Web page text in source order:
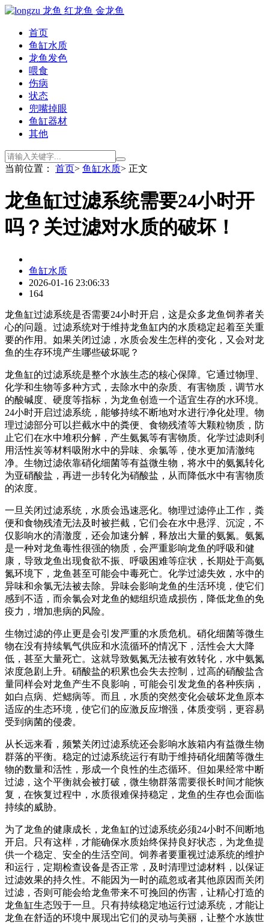
首页
鱼缸水质
龙鱼发色
喂食
伤病
状态
兜嘴掉眼
鱼缸器材
其他
当前位置： 首页> 鱼缸水质> 正文
龙鱼缸过滤系统需要24小时开
吗？关过滤对水质的破坏！
鱼缸水质
2026-01-16 23:06:33
164
龙鱼缸过滤系统是否需要24小时开启，这是众多龙鱼饲养者关
心的问题。过滤系统对于维持龙鱼缸内的水质稳定起着至关重
要的作用。如果关闭过滤，水质会发生怎样的变化，又会对龙
鱼的生存环境产生哪些破坏呢？
龙鱼缸的过滤系统是整个水族生态的核心保障。它通过物理、
化学和生物等多种方式，去除水中的杂质、有害物质，调节水
的酸碱度、硬度等指标，为龙鱼创造一个适宜生存的水环境。
24小时开启过滤系统，能够持续不断地对水进行净化处理。物
理过滤部分可以拦截水中的粪便、食物残渣等大颗粒物质，防
止它们在水中堆积分解，产生氨氮等有害物质。化学过滤则利
用活性炭等材料吸附水中的异味、余氯等，使水更加清澈纯
净。生物过滤依靠硝化细菌等有益微生物，将水中的氨氮转化
为亚硝酸盐，再进一步转化为硝酸盐，从而降低水中有害物质
的浓度。
一旦关闭过滤系统，水质会迅速恶化。物理过滤停止工作，粪
便和食物残渣无法及时被拦截，它们会在水中悬浮、沉淀，不
仅影响水的清澈度，还会加速分解，释放出大量的氨氮。氨氮
是一种对龙鱼毒性很强的物质，会严重影响龙鱼的呼吸和健
康，导致龙鱼出现食欲不振、呼吸困难等症状，长期处于高氨
氮环境下，龙鱼甚至可能会中毒死亡。化学过滤失效，水中的
异味和余氯无法被去除。异味会影响龙鱼的生活环境，使它们
感到不适，而余氯会对龙鱼的鳃组织造成损伤，降低龙鱼的免
疫力，增加患病的风险。
生物过滤的停止更是会引发严重的水质危机。硝化细菌等微生
物在没有持续氧气供应和水流循环的情况下，活性会大大降
低，甚至大量死亡。这就导致氨氮无法被有效转化，水中氨氮
浓度急剧上升。硝酸盐的积累也会失去控制，过高的硝酸盐含
量同样会对龙鱼产生不良影响，可能会引发龙鱼的各种疾病，
如白点病、烂鳃病等。而且，水质的突然变化会破坏龙鱼原本
适应的生态环境，使它们的应激反应增强，体质变弱，更容易
受到病菌的侵袭。
从长远来看，频繁关闭过滤系统还会影响水族箱内有益微生物
群落的平衡。稳定的过滤系统运行有助于维持硝化细菌等微生
物的数量和活性，形成一个良性的生态循环。但如果经常中断
过滤，这个平衡就会被打破，微生物群落需要很长时间才能恢
复，在恢复过程中，水质很难保持稳定，龙鱼的生存也会面临
持续的威胁。
为了龙鱼的健康成长，龙鱼缸的过滤系统必须24小时不间断地
开启。只有这样，才能确保水质始终保持良好状态，为龙鱼提
供一个稳定、安全的生活空间。饲养者要重视过滤系统的维护
和运行，定期检查设备是否正常，及时清理过滤材料，以保证
过滤效果的持久性。不能因为一时的疏忽或者其他原因而关闭
过滤，否则可能会给龙鱼带来不可挽回的伤害，让精心打造的
龙鱼缸生态毁于一旦。只有持续稳定地运行过滤系统，才能让
龙鱼在舒适的环境中展现出它们的灵动与美丽，让整个水族世